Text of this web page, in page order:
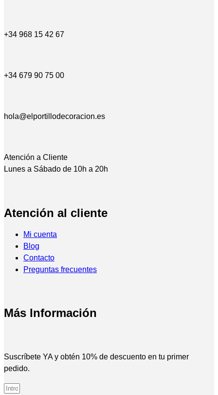
+34 968 15 42 67
+34 679 90 75 00
hola@elportillodecoracion.es
Atención a Cliente
Lunes a Sábado de 10h a 20h
Atención al cliente
Mi cuenta
Blog
Contacto
Preguntas frecuentes
Más Información
Suscríbete YA y obtén 10% de descuento en tu primer
pedido.